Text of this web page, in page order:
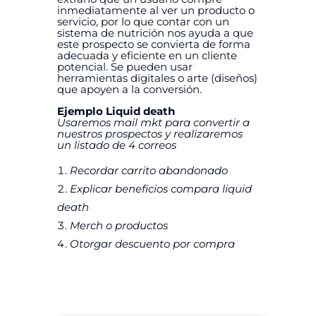
inmediatamente al ver un producto o
servicio, por lo que contar con un
sistema de nutrición nos ayuda a que
este prospecto se convierta de forma
adecuada y eficiente en un cliente
potencial. Se pueden usar
herramientas digitales o arte (diseños)
que apoyen a la conversión.
Ejemplo Liquid death
Usaremos mail mkt para convertir a
nuestros prospectos y realizaremos
un listado de 4 correos
Recordar carrito abandonado
Explicar beneficios compara liquid
death
Merch o productos
Otorgar descuento por compra